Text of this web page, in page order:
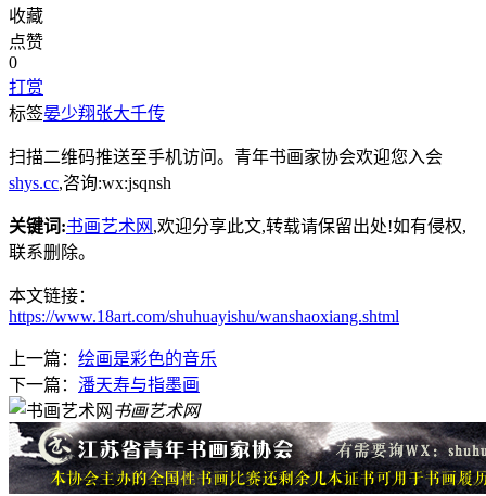
收藏
点赞
0
打赏
标签晏少翔张大千传
扫描二维码推送至手机访问。青年书画家协会欢迎您入会
shys.cc,咨询:wx:jsqnsh
关键词:书画艺术网 ,欢迎分享此文,转载请保留出处!如有侵权,
联系删除。
本文链接：
https://www.18art.com/shuhuayishu/wanshaoxiang.shtml
上一篇： 绘画是彩色的音乐
下一篇： 潘天寿与指墨画
书画艺术网